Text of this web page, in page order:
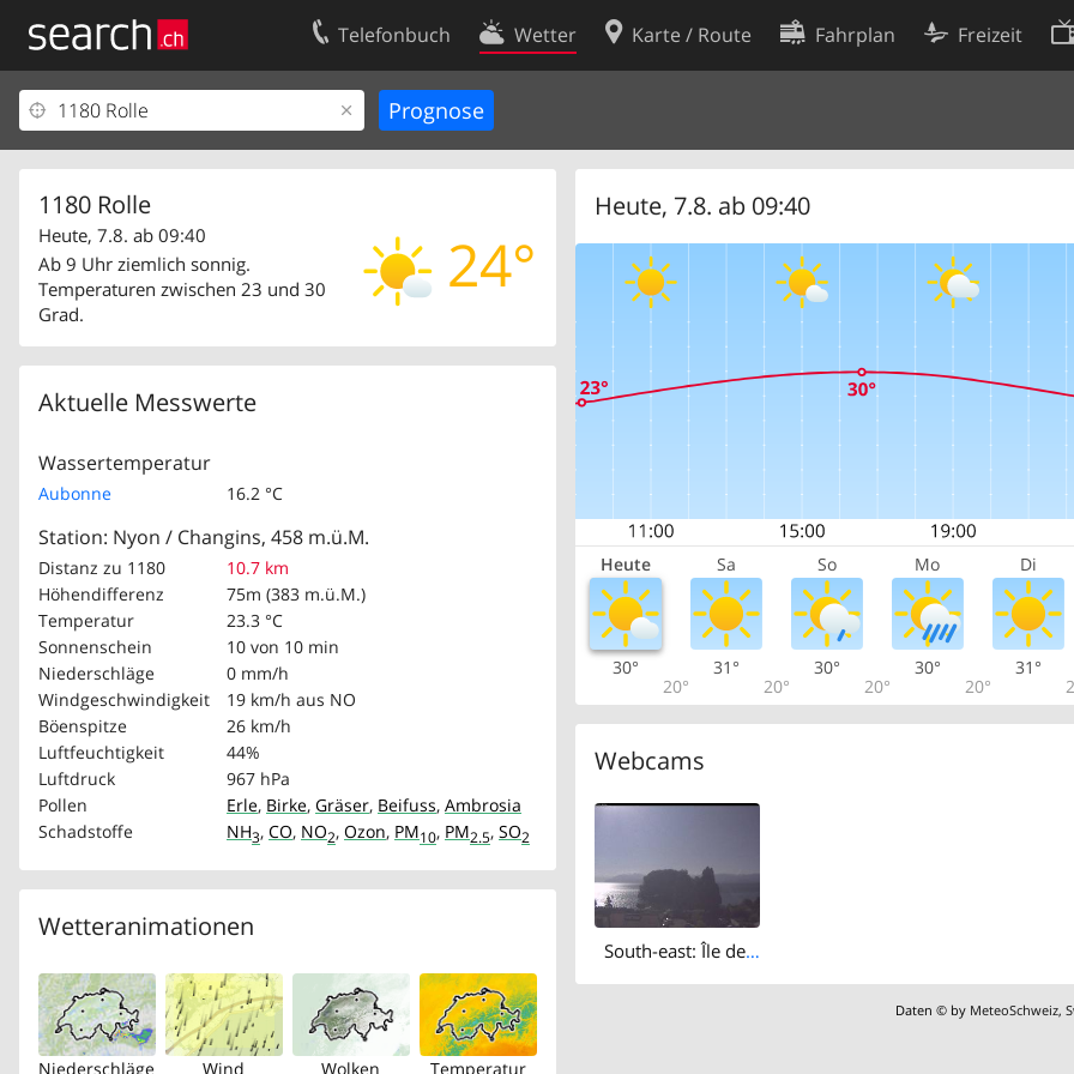
Telefonbuch Wetter Karte / Route Fahrplan Freizeit
1180 Rolle
24°
Heute, 7.8. ab 09:40
Ab 9 Uhr ziemlich sonnig.
Temperaturen zwischen 23 und 30
Grad.
Aktuelle Messwerte
Wassertemperatur
Aubonne 16.2 °C
Station: Nyon / Changins, 458 m.ü.M.
Distanz zu 1180
10.7 km
Höhendifferenz
75m (383 m.ü.M.)
Temperatur
23.3 °C
Sonnenschein
10 von 10 min
Niederschläge
0 mm/h
Windgeschwindigkeit
19 km/h aus NO
Böenspitze
26 km/h
Luftfeuchtigkeit
44%
Luftdruck
967 hPa
Pollen
Erle, Birke, Gräser, Beifuss, Ambrosia
Schadstoffe
NH3, CO, NO2, Ozon, PM10, PM2.5, SO2
Wetteranimationen
Niederschläge Wind Wolken Temperatur
Heute, 7.8. ab 09:40
Heute Sa So Mo Di
30°
20°
31°
20°
30°
20°
30°
20°
31°
Webcams
South-east: Île de la Harpe - Lac de Lausanne
Daten © by MeteoSchweiz,
Ihr Eintrag
Kundencenter Geschäftskunden
Kontakt
Nutzungsbedingungen
Cookie-Einstellungen